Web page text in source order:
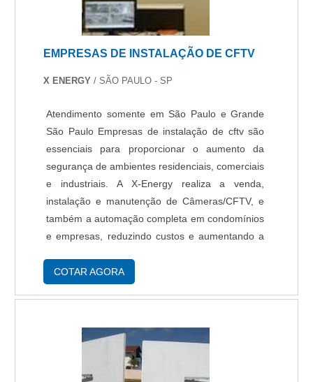
EMPRESAS DE INSTALAÇÃO DE CFTV
X ENERGY / SÃO PAULO - SP
Atendimento somente em São Paulo e Grande
São Paulo Empresas de instalação de cftv são
essenciais para proporcionar o aumento da
segurança de ambientes residenciais, comerciais
e industriais. A X-Energy realiza a venda,
instalação e manutenção de Câmeras/CFTV, e
também a automação completa em condomínios
e empresas, reduzindo custos e aumentando a
Fechado de TV é um dos meios mais eficientes
COTAR AGORA